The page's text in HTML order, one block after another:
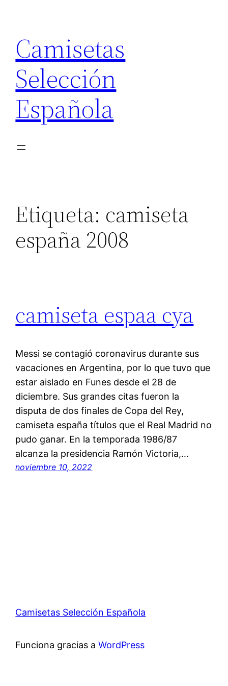
contenido
Camisetas
Selección
Española
Etiqueta: camiseta
españa 2008
camiseta espaa cya
Messi se contagió coronavirus durante sus
vacaciones en Argentina, por lo que tuvo que
estar aislado en Funes desde el 28 de
diciembre. Sus grandes citas fueron la
disputa de dos finales de Copa del Rey,
camiseta españa títulos que el Real Madrid no
pudo ganar. En la temporada 1986/87
alcanza la presidencia Ramón Victoria,…
noviembre 10, 2022
Camisetas Selección Española
Funciona gracias aWordPress